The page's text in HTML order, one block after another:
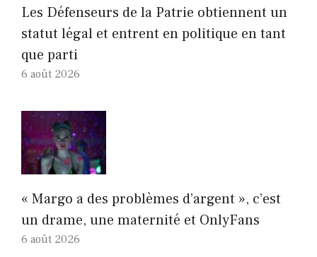
Les Défenseurs de la Patrie obtiennent un
statut légal et entrent en politique en tant
que parti
6 août 2026
« Margo a des problèmes d’argent », c’est
un drame, une maternité et OnlyFans
6 août 2026